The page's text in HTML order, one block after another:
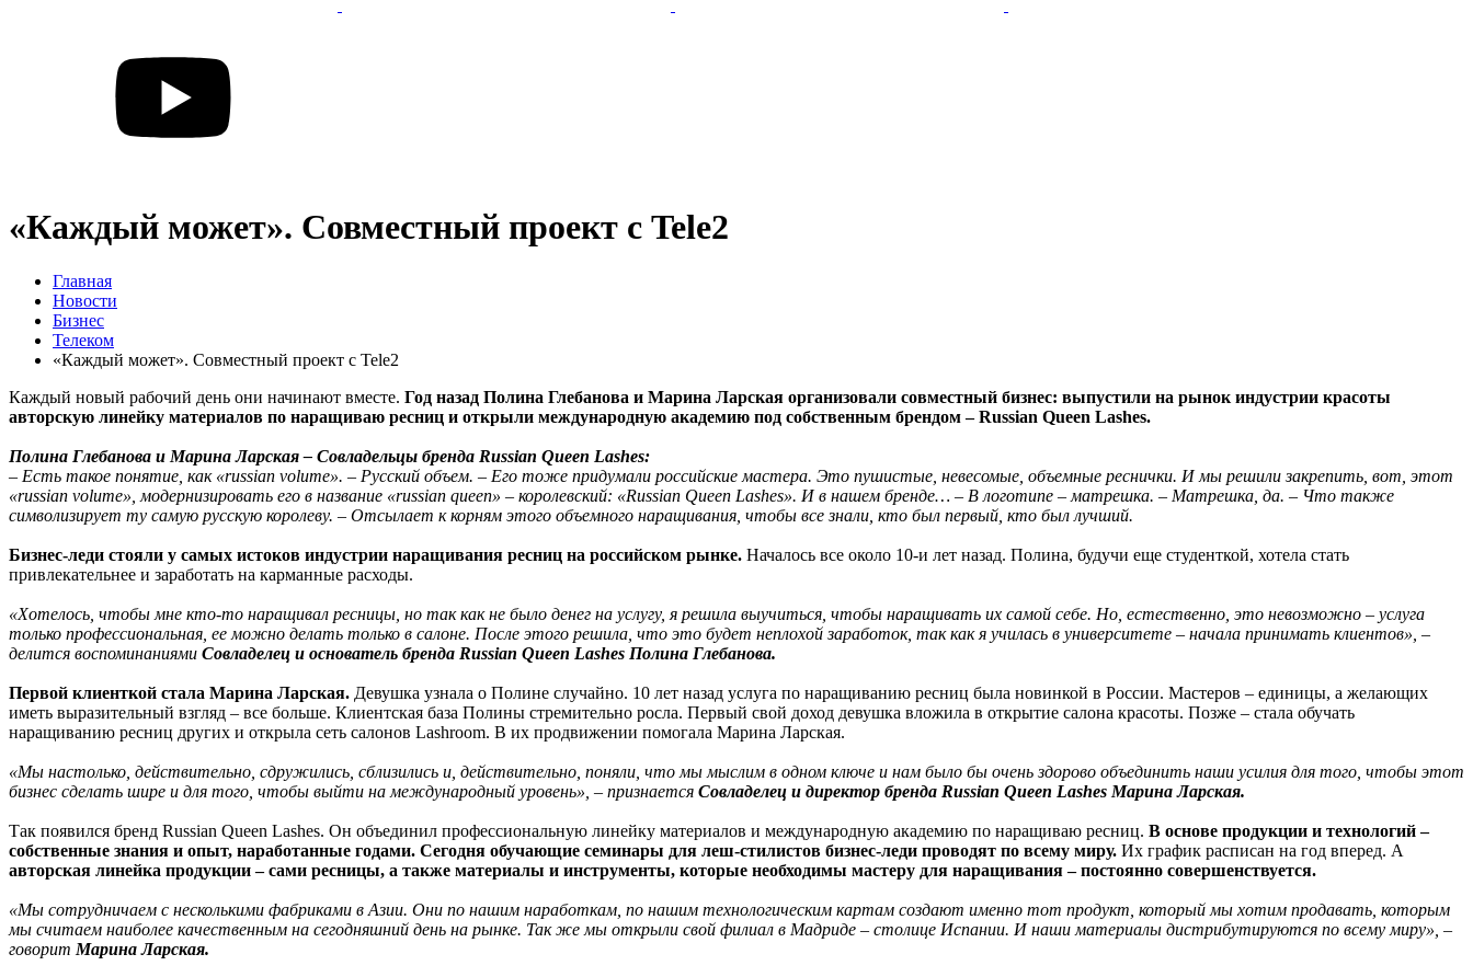
«Каждый может». Совместный проект с Tele2
Главная
Новости
Бизнес
Телеком
«Каждый может». Совместный проект с Tele2
Каждый новый рабочий день они начинают вместе. Год назад Полина Глебанова и Марина Ларская организовали совместный бизнес: выпустили на рынок индустрии красоты
авторскую линейку материалов по наращиваю ресниц и открыли международную академию под собственным брендом – Russian Queen Lashes.
Полина Глебанова и Марина Ларская – Совладельцы бренда Russian Queen Lashes:
– Есть такое понятие, как «russian volume». – Русский объем. – Его тоже придумали российские мастера. Это пушистые, невесомые, объемные реснички. И мы решили закрепить, вот, этот
«russian volume», модернизировать его в название «russian queen» – королевский: «Russian Queen Lashes». И в нашем бренде… – В логотипе – матрешка. – Матрешка, да. – Что также
символизирует ту самую русскую королеву. – Отсылает к корням этого объемного наращивания, чтобы все знали, кто был первый, кто был лучший.
Бизнес-леди стояли у самых истоков индустрии наращивания ресниц на российском рынке. Началось все около 10-и лет назад. Полина, будучи еще студенткой, хотела стать
привлекательнее и заработать на карманные расходы.
«Хотелось, чтобы мне кто-то наращивал ресницы, но так как не было денег на услугу, я решила выучиться, чтобы наращивать их самой себе. Но, естественно, это невозможно – услуга
только профессиональная, ее можно делать только в салоне. После этого решила, что это будет неплохой заработок, так как я училась в университете – начала принимать клиентов», –
делится воспоминаниями Совладелец и основатель бренда Russian Queen Lashes Полина Глебанова.
Первой клиенткой стала Марина Ларская. Девушка узнала о Полине случайно. 10 лет назад услуга по наращиванию ресниц была новинкой в России. Мастеров – единицы, а желающих
иметь выразительный взгляд – все больше. Клиентская база Полины стремительно росла. Первый свой доход девушка вложила в открытие салона красоты. Позже – стала обучать
наращиванию ресниц других и открыла сеть салонов Lashroom. В их продвижении помогала Марина Ларская.
«Мы настолько, действительно, сдружились, сблизились и, действительно, поняли, что мы мыслим в одном ключе и нам было бы очень здорово объединить наши усилия для того, чтобы этот
бизнес сделать шире и для того, чтобы выйти на международный уровень», – признается Совладелец и директор бренда Russian Queen Lashes Марина Ларская.
Так появился бренд Russian Queen Lashes. Он объединил профессиональную линейку материалов и международную академию по наращиваю ресниц. В основе продукции и технологий –
собственные знания и опыт, наработанные годами. Сегодня обучающие семинары для леш-стилистов бизнес-леди проводят по всему миру. Их график расписан на год вперед. А
авторская линейка продукции – сами ресницы, а также материалы и инструменты, которые необходимы мастеру для наращивания – постоянно совершенствуется.
«Мы сотрудничаем с несколькими фабриками в Азии. Они по нашим наработкам, по нашим технологическим картам создают именно тот продукт, который мы хотим продавать, которым
мы считаем наиболее качественным на сегодняшний день на рынке. Так же мы открыли свой филиал в Мадриде – столице Испании. И наши материалы дистрибутируются по всему миру», –
говорит Марина Ларская.